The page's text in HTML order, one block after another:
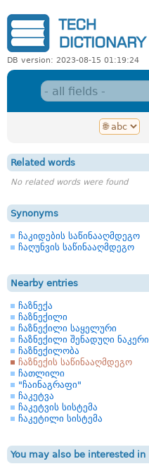
DB version: 2023-08-15 01:19:24
Related words
No related words were found
Synonyms
ჩაკიდების საწინააღმდეგო
ჩაღუნვის საწინააღმდეგო
Nearby entries
ჩაზნექა
ჩაზნექილი
ჩაზნექილი საყელური
ჩაზნექილი შენადუღი ნაკერი
ჩაზნექილობა
ჩაზნექის საწინააღმდეგო
ჩათლილი
"ჩაინაგრაფი"
ჩაკეტვა
ჩაკეტვის სისტემა
ჩაკეტილი სისტემა
You may also be interested in